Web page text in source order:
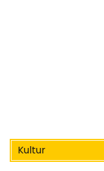
Kultur